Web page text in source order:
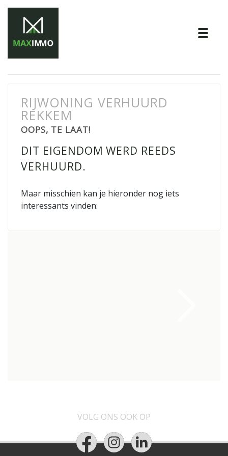
RIJWONING VERHUURD
REKKEM
OOPS, TE LAAT!
DIT EIGENDOM WERD REEDS
VERHUURD.
Maar misschien kan je hieronder nog iets
interessants vinden:
VOLG ONS OOK OP